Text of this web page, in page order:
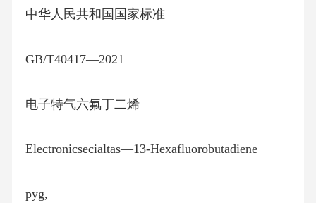
中华人民共和国国家标准
GB/T40417—2021
电子特气六氟丁二烯
Electronicsecialtas—13-Hexafluorobutadiene
pyg,